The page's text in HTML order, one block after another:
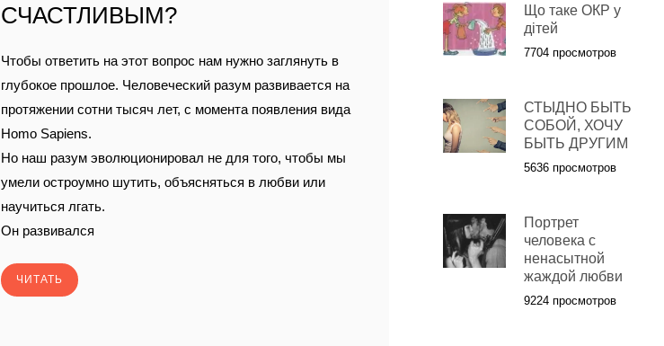
СЧАСТЛИВЫМ?
Чтобы ответить на этот вопрос нам нужно заглянуть в
глубокое прошлое. Человеческий разум развивается на
протяжении сотни тысяч лет, с момента появления вида
Homo Sapiens.
Но наш разум эволюционировал не для того, чтобы мы
умели остроумно шутить, объясняться в любви или
научиться лгать.
Он развивался
ЧИТАТЬ
Що таке ОКР у
дітей
7704 просмотров
СТЫДНО БЫТЬ
СОБОЙ, ХОЧУ
БЫТЬ ДРУГИМ
5636 просмотров
Портрет
человека с
ненасытной
жаждой любви
9224 просмотров